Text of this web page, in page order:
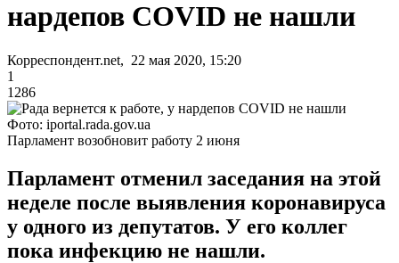
нардепов COVID не нашли
Корреспондент.net, 22 мая 2020, 15:20
1
1286
Фото: iportal.rada.gov.ua
Парламент возобновит работу 2 июня
Парламент отменил заседания на этой
неделе после выявления коронавируса
у одного из депутатов. У его коллег
пока инфекцию не нашли.